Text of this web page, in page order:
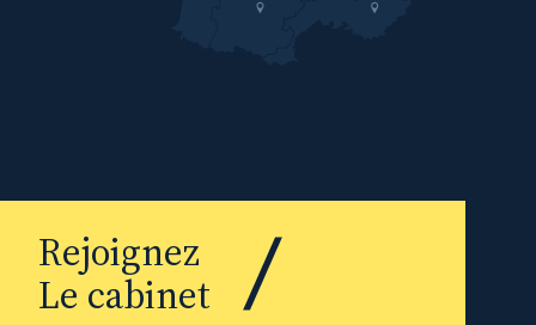
Rejoignez
Le cabinet